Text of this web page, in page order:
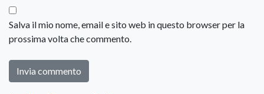
Salva il mio nome, email e sito web in questo browser per la
prossima volta che commento.